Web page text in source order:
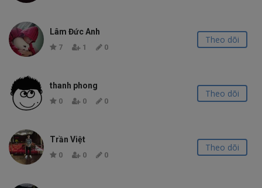
Lâm Đức Anh
7 1 0
Theo dõi
thanh phong
0 0 0
Theo dõi
Trần Việt
0 0 0
Theo dõi